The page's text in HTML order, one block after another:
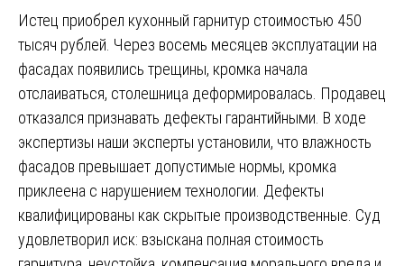
Истец приобрел кухонный гарнитур стоимостью 450
тысяч рублей. Через восемь месяцев эксплуатации на
фасадах появились трещины, кромка начала
отслаиваться, столешница деформировалась. Продавец
отказался признавать дефекты гарантийными. В ходе
экспертизы наши эксперты установили, что влажность
фасадов превышает допустимые нормы, кромка
приклеена с нарушением технологии. Дефекты
квалифицированы как скрытые производственные. Суд
удовлетворил иск: взыскана полная стоимость